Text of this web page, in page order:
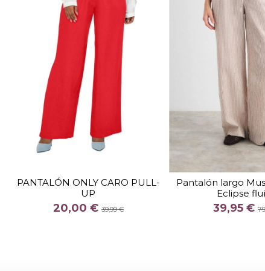
PANTALÓN ONLY CARO PULL-
UP
20,00 € 39,99 €
COLOR
ROJO
Pantalón largo
Eclipse
39,95 €
XS
M
COLOR